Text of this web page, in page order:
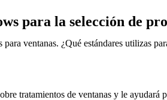
para la selección de
ventanas. ¿Qué estándares utilizas
tratamientos de ventanas y le ayudará